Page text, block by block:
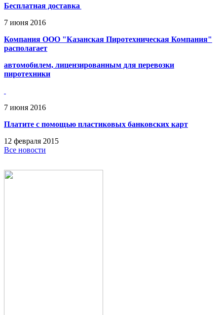
Бесплатная доставка
7 июня 2016
Компания ООО "Казанская Пиротехническая Компания"
располагает
автомобилем, лицензированным для перевозки
пиротехники
7 июня 2016
Платите с помощью пластиковых банковских карт
12 февраля 2015
Все новости